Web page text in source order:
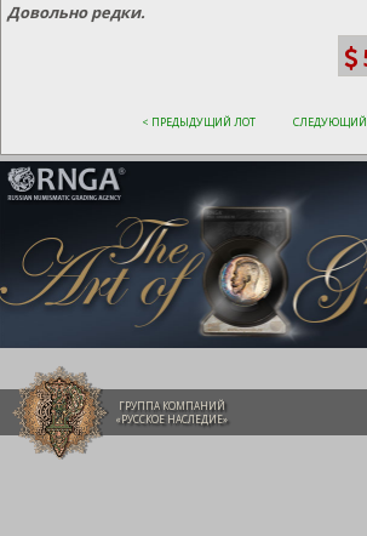
Довольно редки.
< ПРЕДЫДУЩИЙ ЛОТ СЛЕДУЮЩИЙ
ГРУППА КОМПАНИЙ
«РУССКОЕ НАСЛЕДИЕ»